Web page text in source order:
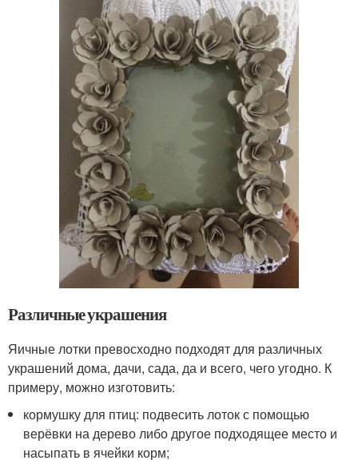
Различные украшения
Яичные лотки превосходно подходят для различных
украшений дома, дачи, сада, да и всего, чего угодно. К
примеру, можно изготовить:
кормушку для птиц: подвесить лоток с помощью
верёвки на дерево либо другое подходящее место и
насыпать в ячейки корм;